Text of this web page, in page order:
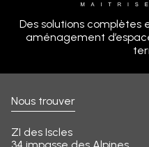
Des solutions complètes
aménagement
Nous trouver
ZI des Iscles